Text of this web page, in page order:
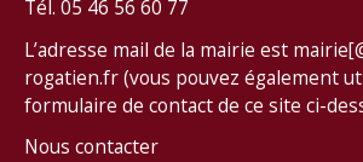
Tél. 05 46 56 60 77
L’adresse mail de la mairie est
rogatien.fr (vous pouvez également
formulaire de contact de ce site ci-
Nous contacter